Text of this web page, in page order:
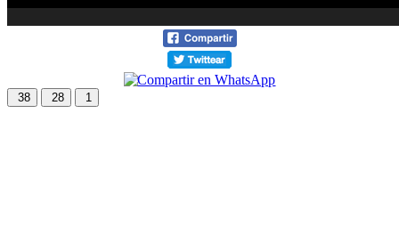
38 28 1